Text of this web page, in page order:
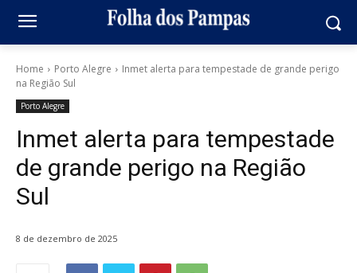
Home Porto Alegre
Inmet alerta para tempestade de grande perigo
na Região Sul
Porto Alegre
Inmet alerta para tempestade
de grande perigo na Região
Sul
8 de dezembro de 2025